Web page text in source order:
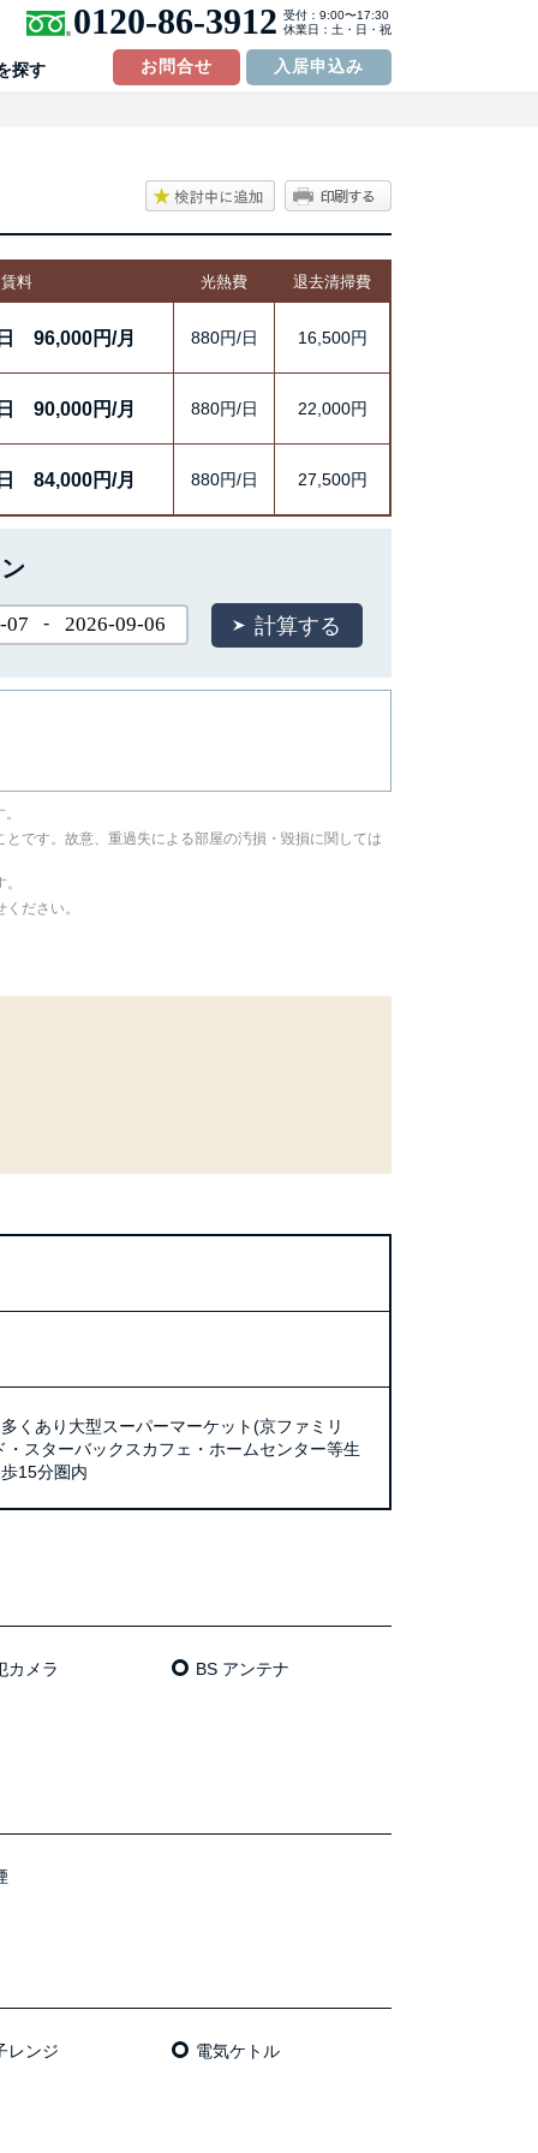
0120-86-3912 受付：9:00〜17:30
休業日：土・日・祝
探す お問合せ 入居申込み
賃料 光熱費 退去清掃費
96,000円/月 880円/日 16,500円
90,000円/月 880円/日 22,000円
84,000円/月 880円/日 27,500円
-
です。故意、重過失による部屋の汚損・毀損に関しては
ださい。
くあり大型スーパーマーケット(京ファミリ
・スターバックスカフェ・ホームセンター等生
15分圏内
カメラ
BS アンテナ
レンジ
電気ケトル